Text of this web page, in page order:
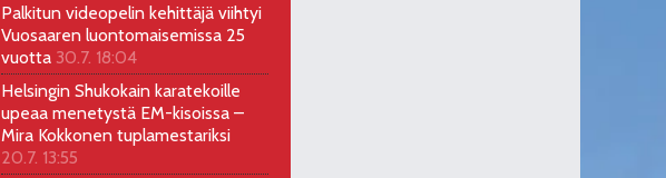
Palkitun videopelin kehittäjä viihtyi
Vuosaaren luontomaisemissa 25
vuotta 30.7. 18:04
Helsingin Shukokain karatekoille
upeaa menetystä EM-kisoissa –
Mira Kokkonen tuplamestariksi
20.7. 13:55